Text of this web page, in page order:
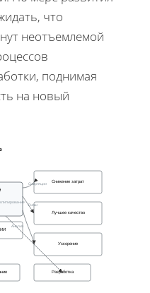
что
неотъемлемой
поднимая
на новый
Снижение затрат
Лучшее качество
Ускорение
Разработка
ИИ
Симуляции
Риски
Анализ